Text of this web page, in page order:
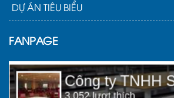
DỰ ÁN TIÊU BIỂU
FANPAGE